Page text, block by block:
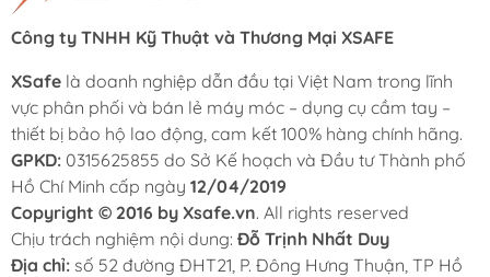
Công ty TNHH Kỹ Thuật và Thương Mại XSAFE
XSafe là doanh nghiệp dẫn đầu tại Việt Nam trong lĩnh
vực phân phối và bán lẻ máy móc – dụng cụ cầm tay –
thiết bị bảo hộ lao động, cam kết 100% hàng chính hãng.
GPKD: 0315625855 do Sở Kế hoạch và Đầu tư Thành phố
Hồ Chí Minh cấp ngày 12/04/2019
Copyright © 2016 by Xsafe.vn. All rights reserved
Chịu trách nghiệm nội dung: Đỗ Trịnh Nhất Duy
Địa chỉ: số 52 đường ĐHT21, P. Đông Hưng Thuận, TP Hồ